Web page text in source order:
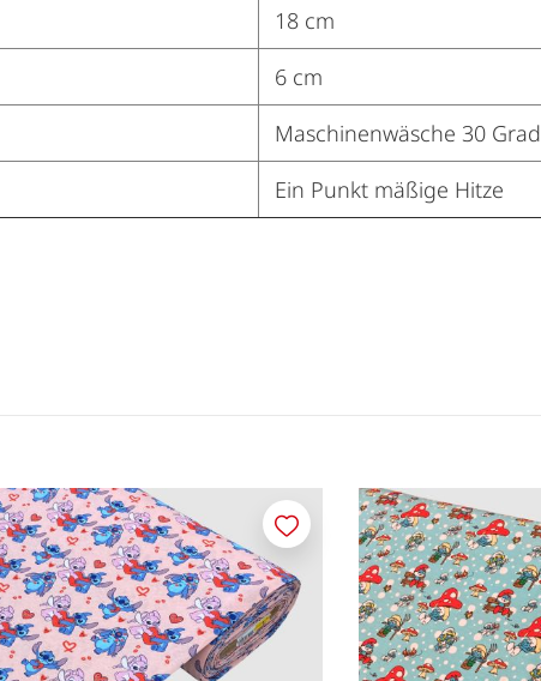
18 cm
6 cm
Maschinenwäsche 30 Grad
Ein Punkt mäßige Hitze
Merken